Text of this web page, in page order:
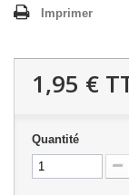
Imprimer
1,95 €
Quantité